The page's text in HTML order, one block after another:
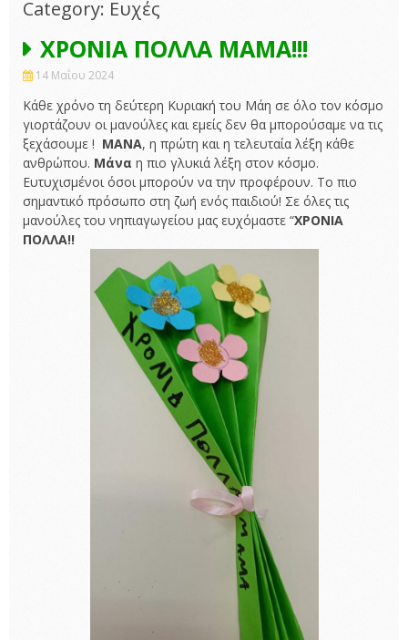
Category: Ευχές
ΧΡΟΝΙΑ ΠΟΛΛΑ ΜΑΜΑ!!!
14 Μαΐου 2024
Κάθε χρόνο τη δεύτερη Κυριακή του Μάη σε όλο τον κόσμο
γιορτάζουν οι μανούλες και εμείς δεν θα μπορούσαμε να τις
ξεχάσουμε ! ΜΑΝΑ, η πρώτη και η τελευταία λέξη κάθε
ανθρώπου. Μάνα η πιο γλυκιά λέξη στον κόσμο.
Ευτυχισμένοι όσοι μπορούν να την προφέρουν. Το πιο
σημαντικό πρόσωπο στη ζωή ενός παιδιού! Σε όλες τις
μανούλες του νηπιαγωγείου μας ευχόμαστε “ΧΡΟΝΙΑ
ΠΟΛΛΑ!!